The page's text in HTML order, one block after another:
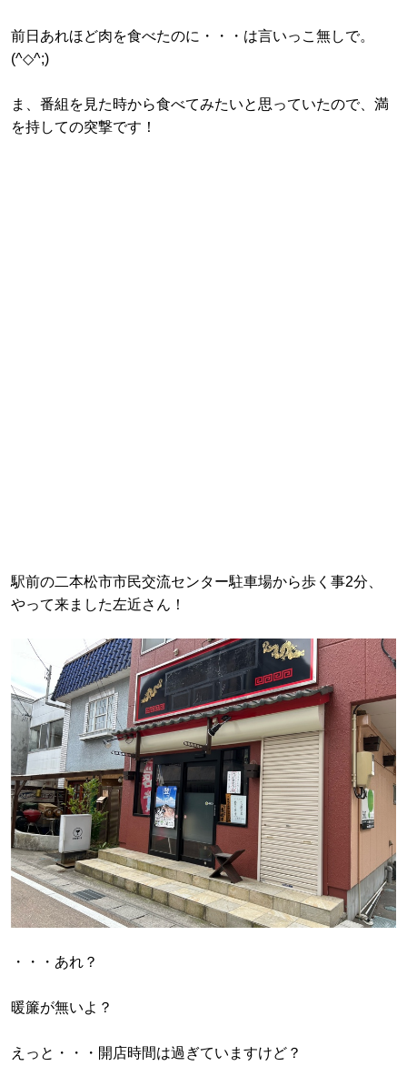
前日あれほど肉を食べたのに・・・は言いっこ無しで。
(^◇^;)
ま、番組を見た時から食べてみたいと思っていたので、満
を持しての突撃です！
駅前の二本松市市民交流センター駐車場から歩く事2分、
やって来ました左近さん！
・・・あれ？
暖簾が無いよ？
えっと・・・開店時間は過ぎていますけど？